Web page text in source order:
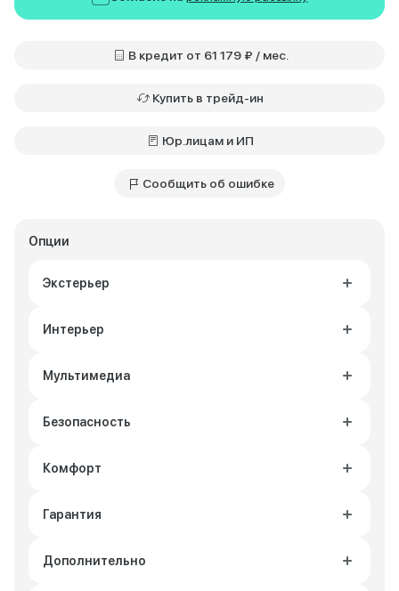
Опции
Экстерьер
Интерьер
Мультимедиа
Безопасность
Комфорт
Гарантия
Дополнительно
В кредит от 61 179 ₽ / мес.
Купить в трейд-ин
Юр.лицам и ИП
Сообщить об ошибке